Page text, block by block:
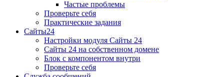
Частые проблемы
Проверьте себя
Практические задания
Сайты24
Настройки модуля Сайты 24
Сайты 24 на собственном домене
Блок с компонентом внутри
Проверьте себя